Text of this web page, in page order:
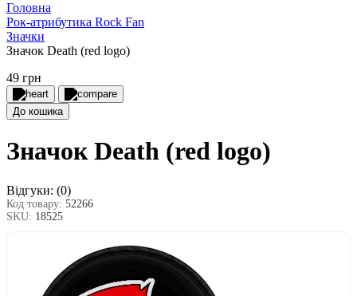
Головна
Рок-атрибутика Rock Fan
Значки
Значок Death (red logo)
49 грн
До кошика
Значок Death (red logo)
Відгуки: (0)
Код товару: 52266
SKU: 18525